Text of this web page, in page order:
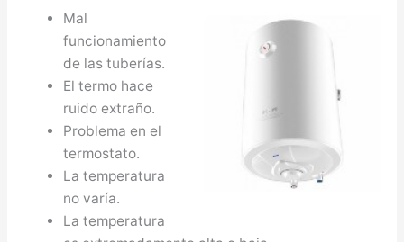
Mal
funcionamiento
de las tuberías.
El termo hace
ruido extraño.
Problema en el
termostato.
La temperatura
no varía.
La temperatura